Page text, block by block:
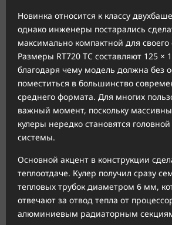
Новинка относится к классу
однако инженеры постарались
максимально компактной для своего
Размеры RT720 TC составляют 125 ×
благодаря чему модель должна без
поместиться в большинство
среднего формата. Для многих
важный момент, поскольку
кулеры нередко становятся
системы.
Основной акцент в конструкции
теплоотдаче. Кулер получил сразу
тепловых трубок диаметром 6 мм,
отвечают за отвод тепла от
алюминиевым радиаторным